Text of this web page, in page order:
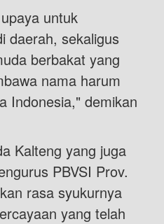
untuk
daerah, sekaligus
berbakat yang
nama harum
Indonesia," demikan
Kalteng yang juga
PBVSI Prov.
rasa syukurnya
yang telah